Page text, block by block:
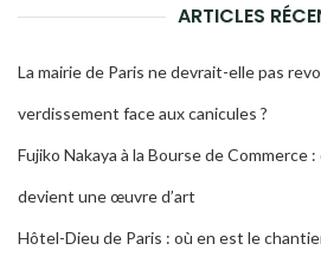
ARTICLES
La mairie de Paris ne devrait-elle pas
verdissement face aux canicules ?
Fujiko Nakaya à la Bourse de Commerce
devient une œuvre d’art
Hôtel-Dieu de Paris : où en est le